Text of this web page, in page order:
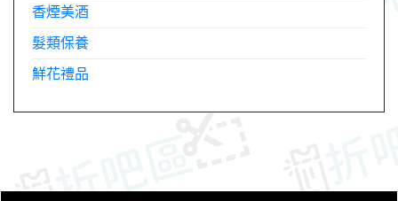
香煙美酒
髮類保養
鮮花禮品